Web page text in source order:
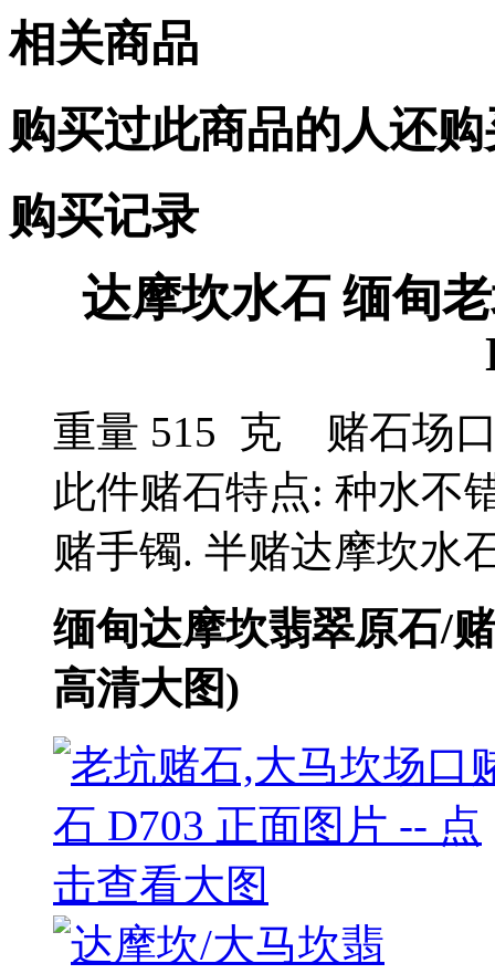
相关商品
购买过此商品的人还
购买记录
达摩坎水石 缅甸
重量 515 克 赌石场
此件赌石特点: 种水不
赌手镯. 半赌达摩坎水
缅甸达摩坎翡翠原石/
高清大图)